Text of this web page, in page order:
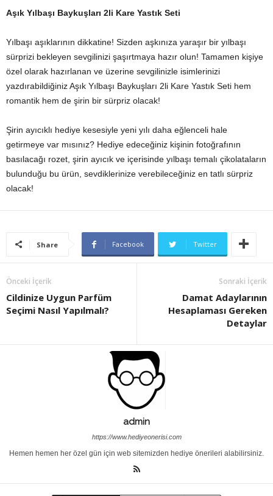
Aşık Yılbaşı Baykuşları 2li Kare Yastık Seti
Yılbaşı aşıklarının dikkatine! Sizden aşkınıza yaraşır bir yılbaşı
sürprizi bekleyen sevgilinizi şaşırtmaya hazır olun! Tamamen kişiye
özel olarak hazırlanan ve üzerine sevgilinizle isimlerinizi
yazdırabildiğiniz Aşık Yılbaşı Baykuşları 2li Kare Yastık Seti hem
romantik hem de şirin bir sürpriz olacak!
Şirin ayıcıklı hediye kesesiyle yeni yılı daha eğlenceli hale
getirmeye var mısınız? Hediye edeceğiniz kişinin fotoğrafının
basılacağı rozet, şirin ayıcık ve içerisinde yılbaşı temalı çikolataların
bulunduğu bu ürün, sevdiklerinize verebileceğiniz en tatlı sürpriz
olacak!
Share Facebook Twitter
Önceki İçerik
Cildinize Uygun Parfüm
Seçimi Nasıl Yapılmalı?
Sonraki İçerik
Damat Adaylarının
Hesaplaması Gereken
Detaylar
admin
https://www.hediyeonerisi.com
Hemen hemen her özel gün için web sitemizden hediye önerileri alabilirsiniz.